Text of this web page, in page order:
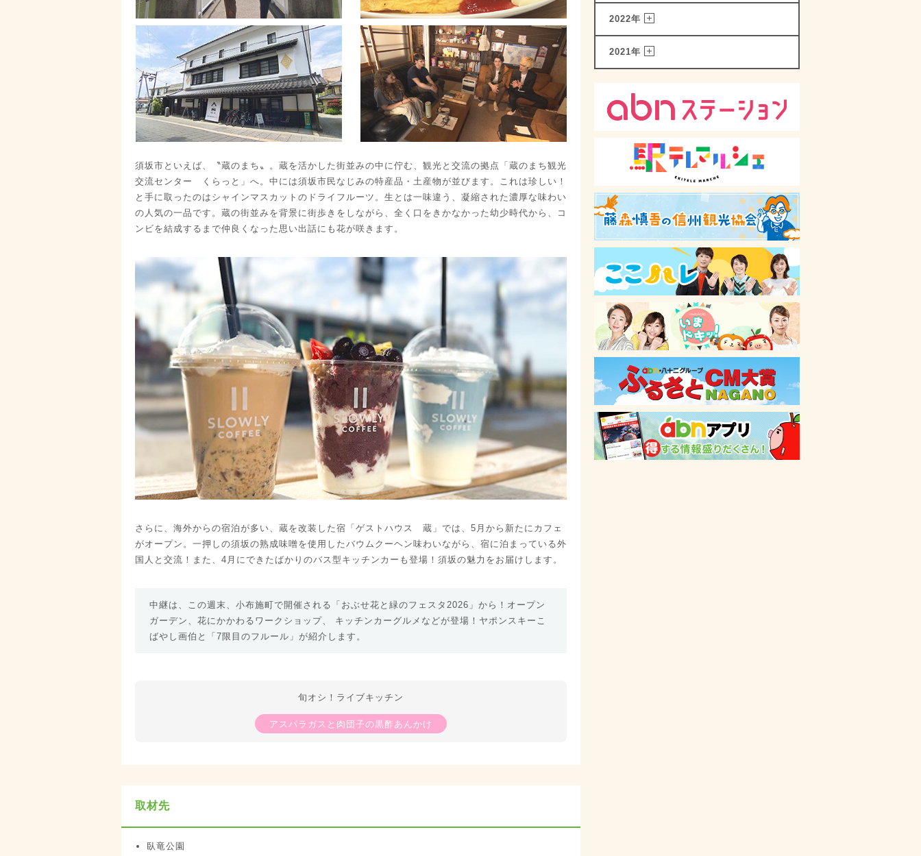
須坂市といえば、〝蔵のまち〟。蔵を活かした街並みの中に佇む、観光と交流の拠点「蔵のまち観光
交流センター くらっと」へ。中には須坂市民なじみの特産品・土産物が並びます。これは珍しい！
と手に取ったのはシャインマスカットのドライフルーツ。生とは一味違う、凝縮された濃厚な味わい
の人気の一品です。蔵の街並みを背景に街歩きをしながら、全く口をきかなかった幼少時代から、コ
ンビを結成するまで仲良くなった思い出話にも花が咲きます。
さらに、海外からの宿泊が多い、蔵を改装した宿「ゲストハウス 蔵」では、5月から新たにカフェ
がオープン。一押しの須坂の熟成味噌を使用したバウムクーヘン味わいながら、宿に泊まっている外
国人と交流！また、4月にできたばかりのバス型キッチンカーも登場！須坂の魅力をお届けします。
中継は、この週末、小布施町で開催される「おぶせ花と緑のフェスタ2026」から！オープン
ガーデン、花にかかわるワークショップ、 キッチンカーグルメなどが登場！ヤポンスキーこ
ばやし画伯と「7限目のフルール」が紹介します。
旬オシ！ライブキッチン
アスパラガスと肉団子の黒酢あんかけ
取材先
臥竜公園
2022年
2021年